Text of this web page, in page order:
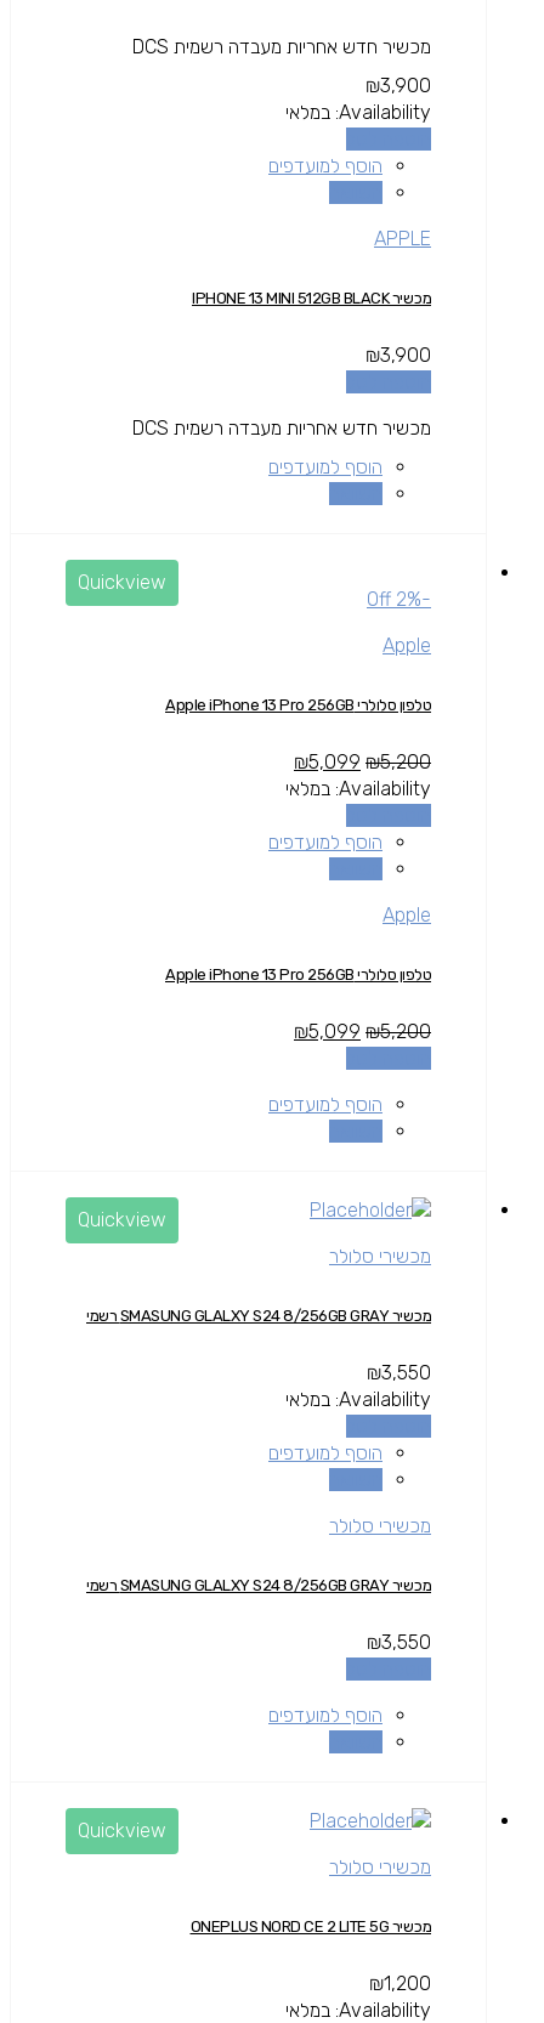
מכשיר חדש אחריות מעבדה רשמית DCS
₪3,900
Availability: במלאי
הוסף למועדפים
APPLE
מכשיר IPHONE 13 MINI 512GB BLACK
₪3,900
מכשיר חדש אחריות מעבדה רשמית DCS
הוסף למועדפים
Quickview
-2% Off
Apple
טלפון סלולרי Apple iPhone 13 Pro 256GB
₪5,200
₪5,099
Availability: במלאי
הוסף למועדפים
Apple
טלפון סלולרי Apple iPhone 13 Pro 256GB
₪5,200
₪5,099
הוסף למועדפים
Quickview
מכשירי סלולר
מכשיר SMASUNG GLALXY S24 8/256GB GRAY רשמי
₪3,550
Availability: במלאי
הוסף למועדפים
מכשירי סלולר
מכשיר SMASUNG GLALXY S24 8/256GB GRAY רשמי
₪3,550
הוסף למועדפים
Quickview
מכשירי סלולר
מכשיר ONEPLUS NORD CE 2 LITE 5G
₪1,200
Availability: במלאי